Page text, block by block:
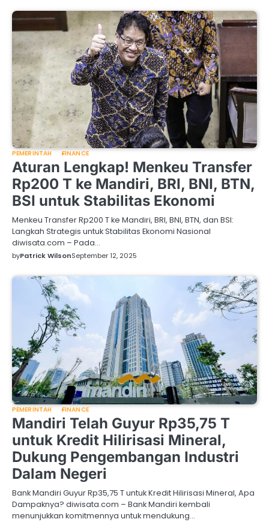
PEMERINTAH FINANCE
Aturan Lengkap! Menkeu Transfer
Rp200 T ke Mandiri, BRI, BNI, BTN,
BSI untuk Stabilitas Ekonomi
Menkeu Transfer Rp200 T ke Mandiri, BRI, BNI, BTN, dan BSI:
Langkah Strategis untuk Stabilitas Ekonomi Nasional
diwisata.com – Pada…
byPatrick WilsonSeptember 12, 2025
PEMERINTAH FINANCE
Mandiri Telah Guyur Rp35,75 T
untuk Kredit Hilirisasi Mineral,
Dukung Pengembangan Industri
Dalam Negeri
Bank Mandiri Guyur Rp35,75 T untuk Kredit Hilirisasi Mineral, Apa
Dampaknya? diwisata.com – Bank Mandiri kembali
menunjukkan komitmennya untuk mendukung…